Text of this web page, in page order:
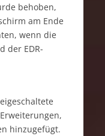
behoben,
am Ende
wenn die
der EDR-
hinzugefügt.